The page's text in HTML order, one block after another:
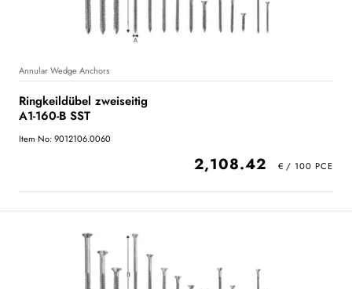
Annular Wedge Anchors
Ringkeildübel zweiseitig
A1-160-B SST
Item No: 9012106.0060
2,108.42